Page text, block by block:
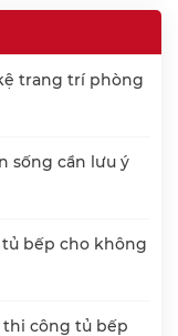
trang trí phòng
sống cần lưu ý
bếp cho không
thi công tủ bếp